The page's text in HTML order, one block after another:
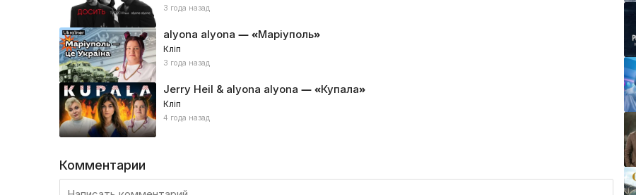
3 года назад
alyona alyona — «Маріуполь»
Кліп
3 года назад
Jerry Heil & alyona alyona — «Купала»
Кліп
4 года назад
Комментарии